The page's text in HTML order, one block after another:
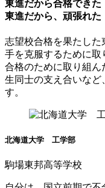
東進だから合格できた
東進だから、頑張れた
志望校合格を果たし
手を克服するために取
合格のために取り組
生同士の支え合いなど
す。
北海道大学 工学部
駒場東邦高等学校